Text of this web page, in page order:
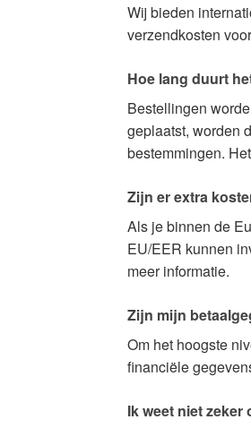
Wij bieden
verzendkosten
Hoe lang duurt
Bestellingen
geplaatst, worden
bestemmingen.
Zijn er extra
Als je binnen de
EU/EER kunnen
meer informatie.
Zijn mijn
Om het hoogste
financiële
Ik weet niet